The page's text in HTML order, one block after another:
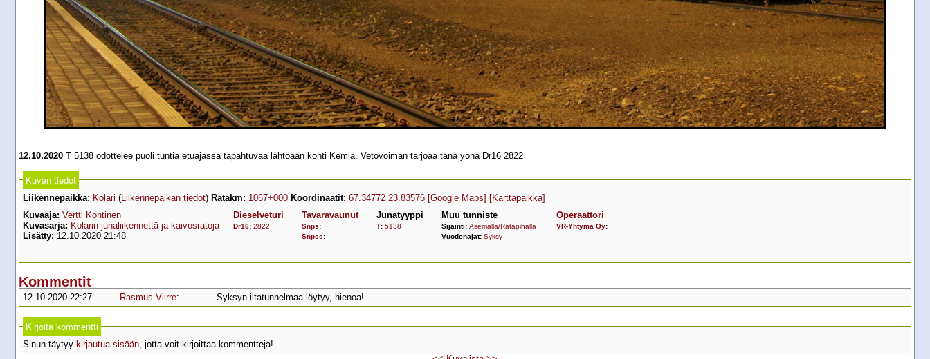
12.10.2020 T 5138 odottelee puoli tuntia etuajassa tapahtuvaa lähtöään kohti Kemiä. Vetovoiman tarjoaa tänä yönä Dr16 2822
Kuvan tiedot
Liikennepaikka: Kolari (Liikennepaikan tiedot) Ratakm: 1067+000 Koordinaatit: 67.34772 23.83576 [Google Maps] [Karttapaikka]
Kuvaaja: Vertti Kontinen
Kuvasarja: Kolarin junaliikennettä ja kaivosratoja
Lisätty: 12.10.2020 21:48
Dieselveturi
Dr16: 2822
Tavaravaunut
Snps:
Snpss:
Junatyyppi
T: 5138
Muu tunniste
Sijainti: Asemalla/Ratapihalla
Vuodenajat: Syksy
Operaattori
VR-Yhtymä Oy:
Kommentit
12.10.2020 22:27 Rasmus Viirre: Syksyn iltatunnelmaa löytyy, hienoa!
Kirjoita kommentti
Sinun täytyy kirjautua sisään, jotta voit kirjoittaa kommentteja!